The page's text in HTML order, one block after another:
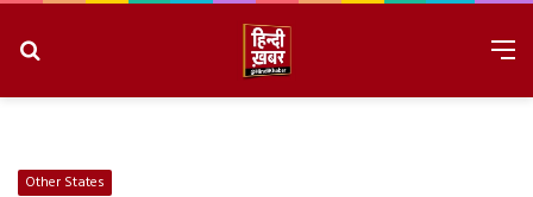
Other States